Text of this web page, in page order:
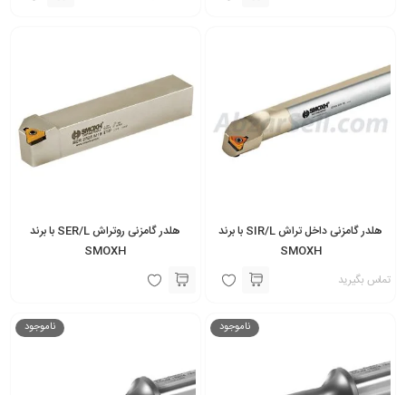
هلدر گامزنی داخل تراش SIR/L با برند
SMOXH
تماس بگیرید
هلدر گامزنی روتراش SER/L با برند
SMOXH
ناموجود ناموجود